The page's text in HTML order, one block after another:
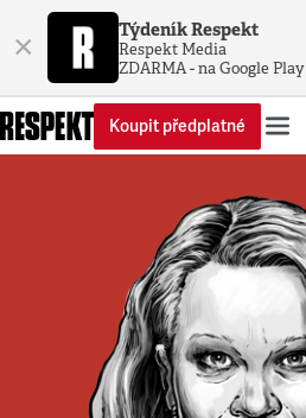
× Týdeník Respekt
Respekt Media
ZDARMA - na Google Play
Koupit předplatné